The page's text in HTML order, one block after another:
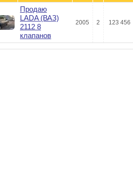
Продаю
LADA (ВАЗ)
2112 8
клапанов
2005 2 123 456